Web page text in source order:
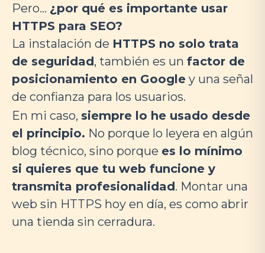
Pero… ¿por qué es importante usar
HTTPS para SEO?
La instalación de HTTPS no solo trata
de seguridad, también es un factor de
posicionamiento en Google y una señal
de confianza para los usuarios.
En mi caso, siempre lo he usado desde
el principio. No porque lo leyera en algún
blog técnico, sino porque es lo mínimo
si quieres que tu web funcione y
transmita profesionalidad. Montar una
web sin HTTPS hoy en día, es como abrir
una tienda sin cerradura.